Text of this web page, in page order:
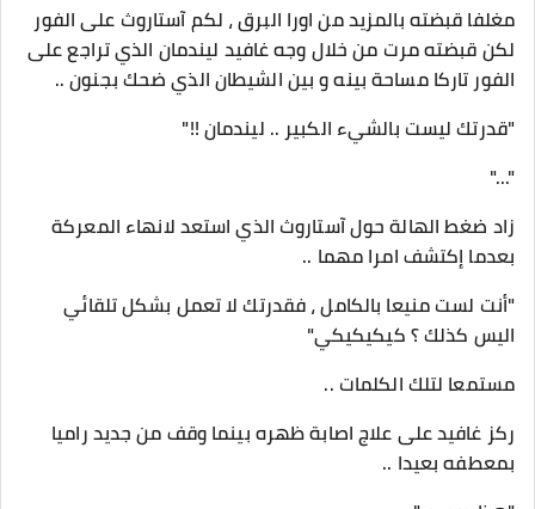
مغلفا قبضته بالمزيد من اورا البرق ، لكم آستاروث على الفور
لكن قبضته مرت من خلال وجه غافيد ليندمان الذي تراجع على
الفور تاركا مساحة بينه و بين الشيطان الذي ضحك بجنون ..
"قدرتك ليست بالشيء الكبير .. ليندمان !!"
"..."
زاد ضغط الهالة حول آستاروث الذي استعد لانهاء المعركة
بعدما إكتشف امرا مهما ..
"أنت لست منيعا بالكامل ، فقدرتك لا تعمل بشكل تلقائي
اليس كذلك ؟ كيكيكيكي"
مستمعا لتلك الكلمات ..
ركز غافيد على علاج اصابة ظهره بينما وقف من جديد راميا
بمعطفه بعيدا ..